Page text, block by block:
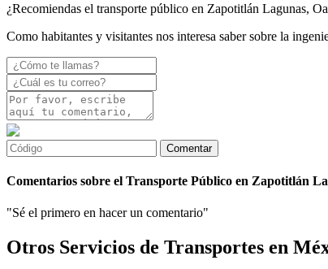
¿Recomiendas el transporte público en Zapotitlán Lagunas,
Como habitantes y visitantes nos interesa saber sobre la
Comentarios sobre el Transporte Público en Zapotitlán
"Sé el primero en hacer un comentario"
Otros Servicios de Transportes en